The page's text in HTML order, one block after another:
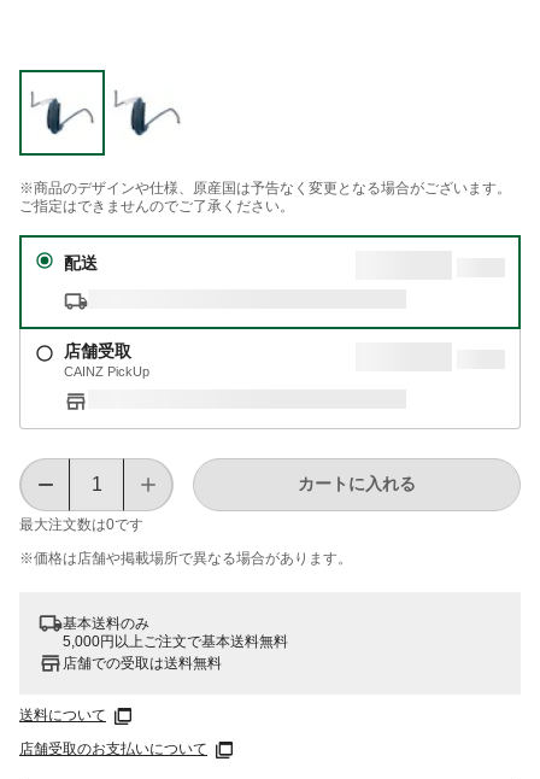
※商品のデザインや仕様、原産国は予告なく変更となる場合がございます。
ご指定はできませんのでご了承ください。
配送
店舗受取
CAINZ PickUp
最大注文数は0です
カートに入れる
※価格は​店舗や​掲載場所で​異なる​場合が​あります。
基本送料のみ
5,000円以上ご注文で基本送料無料
店舗での受取は送料無料
送料について
店舗受取のお支払いについて